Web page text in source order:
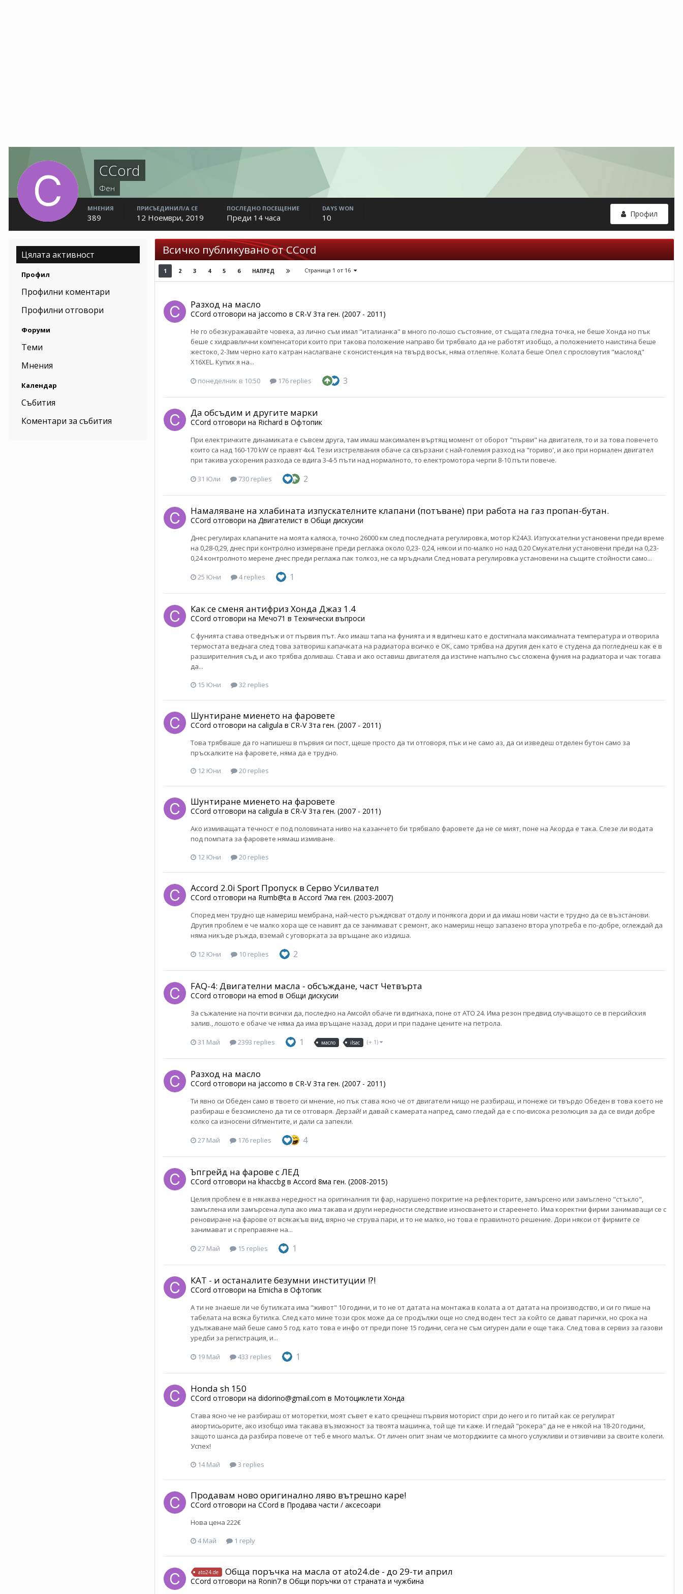
CCord
Фен
Профил
МНЕНИЯ
389
ПРИСЪЕДИНИЛ/А СЕ
12 Ноември, 2019
ПОСЛЕДНО ПОСЕЩЕНИЕ
Преди 14 часа
DAYS WON
10
Цялата активност
Профил
Профилни коментари
Профилни отговори
Форуми
Теми
Мнения
Календар
Събития
Коментари за събития
Всичко публикувано от CCord
1 2 3 4 5 6 НАПРЕД Страница 1 от 16
Разход на масло
CCord отговори на jaccomo в CR-V 3та ген. (2007 - 2011)
Не го обезкуражавайте човека, аз лично съм имал "италианка" в много по-лошо състояние, от същата гледна точка, не беше Хонда но пък
беше с хидравлични компенсатори които при такова положение направо би трябвало да не работят изобщо, а положението наистина беше
жестоко, 2-3мм черно като катран наслагване с консистенция на твърд восък, няма отлепяне. Колата беше Опел с прословутия "маслояд"
X16XEL. Купих я на...
понеделник в 10:50 176 replies 3
Да обсъдим и другите марки
CCord отговори на Richard в Офтопик
При електричките динамиката е съвсем друга, там имаш максимален въртящ момент от оборот "първи" на двигателя, то и за това повечето
които са над 160-170 kW се правят 4х4. Тези изстрелвания обаче са свързани с най-големия разход на "гориво', и ако при нормален двигател
при такива ускорения разхода се вдига 3-4-5 пъти над нормалното, то електромотора черпи 8-10 пъти повече.
31 Юли 730 replies 2
Намаляване на хлабината изпускателните клапани (потъване) при работа на газ пропан-бутан.
CCord отговори на Двигателист в Общи дискусии
Днес регулирах клапаните на моята каляска, точно 26000 км след последната регулировка, мотор К24А3. Изпускателни установени преди време
на 0,28-0,29, днес при контролно измерване преди реглажа около 0,23- 0,24, някои и по-малко но над 0.20 Смукателни установени преди на 0,23-
0,24 контролното мерене днес преди реглажа пак толкоз, не са мръднали След новата регулировка установени на същите стойности само...
25 Юни 4 replies 1
Как се сменя антифриз Хонда Джаз 1.4
CCord отговори на Мечо71 в Технически въпроси
С фунията става отведнъж и от първия път. Ако имаш тапа на фунията и я вдигнеш като е достигнала максималната температура и отворила
термостата веднага след това затвориш капачката на радиатора всичко е ОК, само трябва на другия ден като е студена да погледнеш как е в
разширителния съд, и ако трябва доливаш. Става и ако оставиш двигателя да изстине напълно със сложена фуния на радиатора и чак тогава
да...
15 Юни
32 replies
Шунтиране миенето на фаровете
CCord отговори на caligula в CR-V 3та ген. (2007 - 2011)
Това трябваше да го напишеш в първия си пост, щеше просто да ти отговоря, пък и не само аз, да си изведеш отделен бутон само за
пръскалките на фаровете, няма да е трудно.
12 Юни
20 replies
Шунтиране миенето на фаровете
CCord отговори на caligula в CR-V 3та ген. (2007 - 2011)
Ако измиващата течност е под половината ниво на казанчето би трябвало фаровете да не се мият, поне на Акорда е така. Слезе ли водата
под помпата за фаровете нямаш измиване.
12 Юни
20 replies
Accord 2.0i Sport Пропуск в Серво Усилвател
CCord отговори на Rumb@ta в Accord 7ма ген. (2003-2007)
Според мен трудно ще намериш мембрана, най-често ръждясват отдолу и понякога дори и да имаш нови части е трудно да се възстанови.
Другия проблем е че малко хора ще се навият да се занимават с ремонт, ако намериш нещо запазено втора употреба е по-добре, оглеждай да
няма никъде ръжда, вземай с уговорката за връщане ако издиша.
12 Юни 10 replies 2
FAQ-4: Двигателни масла - обсъждане, част Четвърта
CCord отговори на emod в Общи дискусии
За съжаление на почти всички да, последно на Амсойл обаче ги вдигнаха, поне от АТО 24. Има резон предвид случващото се в персийския
залив., лошото е обаче че няма да има връщане назад, дори и при падане цените на петрола.
31 Май 2393 replies 1 масло ilsac (+ 1)
Разход на масло
CCord отговори на jaccomo в CR-V 3та ген. (2007 - 2011)
Ти явно си Обеден само в твоето си мнение, но пък става ясно че от двигатели нищо не разбираш, и понеже си твърдо Обеден в това което не
разбираш е безсмислено да ти се отговаря. Дерзай! и давай с камерата напред, само гледай да е с по-висока резолюция за да се види добре
колко са износени сИгментите, и дали са запекли.
27 Май 176 replies 4
Ъпгрейд на фарове с ЛЕД
CCord отговори на khaccbgв Accord 8ма ген. (2008-2015)
Целия проблем е в някаква нередност на оригиналния ти фар, нарушено покритие на рефлекторите, замърсено или замъглено "стъкло",
замъглена или замърсена лупа ако има такава и други нередности следствие износването и стареенето. Има коректни фирми занимаващи се с
реновиране на фарове от всякакъв вид, вярно че струва пари, и то не малко, но това е правилното решение. Дори някои от фирмите се
занимават и с преправяне на...
27 Май 15 replies 1
КАТ - и останалите безумни институции !?!
CCord отговори на Emicha в Офтопик
А ти не знаеше ли че бутилката има "живот" 10 години, и то не от датата на монтажа в колата а от датата на производство, и си го пише на
табелата на всяка бутилка. След като мине този срок може да се продължи още но след воден тест за който се дават парички, но срока на
удължаване май беше само 5 год. като това е инфо от преди поне 15 години, сега не съм сигурен дали е още така. След това в сервиз за газови
уредби за регистрация, и...
19 Май 433 replies 1
Honda sh 150
CCord отговори на didorino@gmail.com в Мотоциклети Хонда
Става ясно че не разбираш от моторетки, моят съвет е като срещнеш първия моторист спри до него и го питай как се регулират
амортисьорите, ако изобщо има такава възможност за твоята машинка, той ще ти каже. И гледай "рокера" да не е някой на 18-20 години,
защото шанса да разбира повече от теб е много малък. От личен опит знам че моторджиите са много услужливи и отзивчиви за своите колеги.
Успех!
14 Май
3 replies
Продавам ново оригинално ляво вътрешно каре!
CCord отговори на CCord в Продава части / аксесоари
Нова цена 222€
4 Май
1 reply
ato24.de Обща поръчка на масла от ato24.de - до 29-ти април
CCord отговори на Ronin7 в Общи поръчки от страната и чужбина